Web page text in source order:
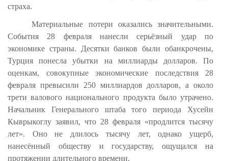
страха.
Материальные потери оказались значительными.
События 28 февраля нанесли серьёзный удар по
экономике страны. Десятки банков были обанкрочены,
Турция понесла убытки на миллиарды долларов. По
оценкам, совокупные экономические последствия 28
февраля превысили 250 миллиардов долларов, а около
трети валового национального продукта было утрачено.
Начальник Генерального штаба того периода Хусейн
Кыврыкоглу заявил, что 28 февраля «продлится тысячу
лет». Оно не длилось тысячу лет, однако ущерб,
нанесённый обществу и государству, ощущался на
протяжении длительного времени.